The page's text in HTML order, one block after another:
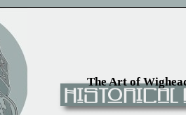
The Art of